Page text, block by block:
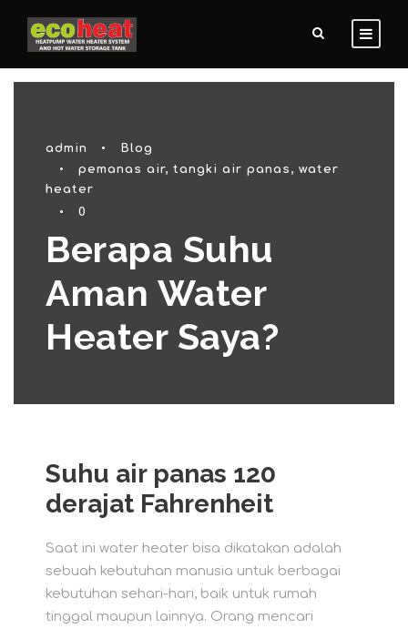
admin •
Blog
•
pemanas air, tangki air panas , water
heater
•
0
Berapa Suhu
Aman Water
Heater Saya?
Suhu air panas 120
derajat Fahrenheit
Saat ini water heater bisa dikatakan adalah
sebuah kebutuhan manusia untuk berbagai
kebutuhan sehari-hari, baik untuk rumah
tinggal maupun lainnya. Orang mencari